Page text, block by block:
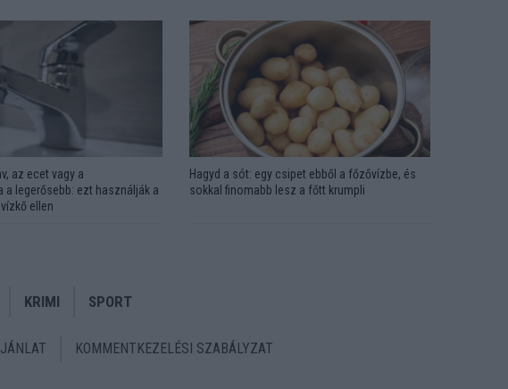
az ecet vagy a
a legerősebb: ezt használják a
ellen
Hagyd a sót: egy csipet ebből a főzővízbe, és
sokkal finomabb lesz a főtt krumpli
KRIMI SPORT
KOMMENTKEZELÉSI SZABÁLYZAT